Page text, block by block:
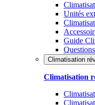
Unités
Guide
Climatisation
Climatisation